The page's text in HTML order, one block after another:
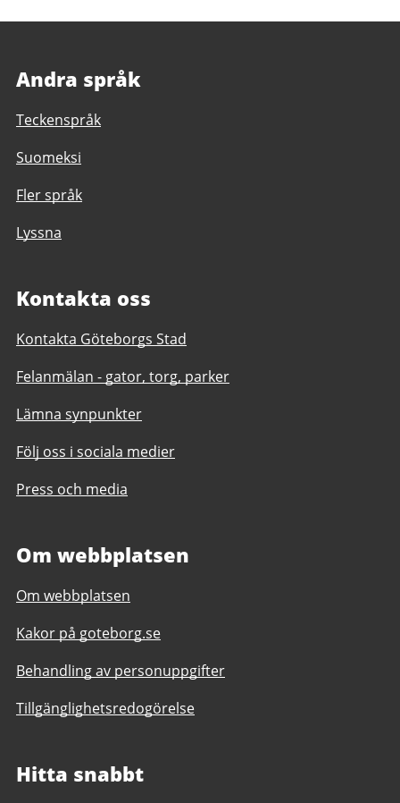
Andra språk
Teckenspråk
Suomeksi
Fler språk
Lyssna
Kontakta oss
Kontakta Göteborgs Stad
Felanmälan - gator, torg, parker
Lämna synpunkter
Följ oss i sociala medier
Press och media
Om webbplatsen
Om webbplatsen
Kakor på goteborg.se
Behandling av personuppgifter
Tillgänglighetsredogörelse
Hitta snabbt